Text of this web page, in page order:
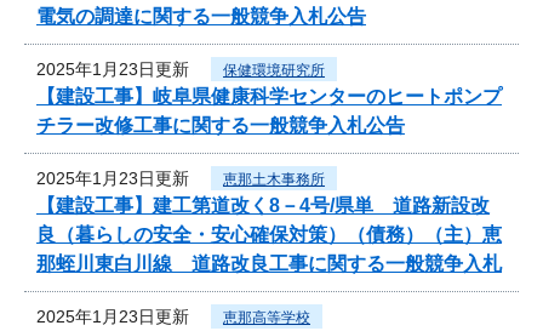
電気の調達に関する一般競争入札公告
2025年1月23日更新 保健環境研究所
【建設工事】岐阜県健康科学センターのヒートポンプ
チラー改修工事に関する一般競争入札公告
2025年1月23日更新 恵那土木事務所
【建設工事】建工第道改く8－4号/県単 道路新設改
良（暮らしの安全・安心確保対策）（債務）（主）恵
那蛭川東白川線 道路改良工事に関する一般競争入札
2025年1月23日更新 恵那高等学校